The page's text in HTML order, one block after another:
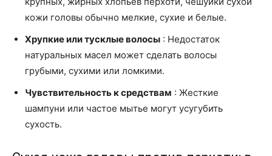
кожи головы обычно мелкие, сухие и белые.
Хрупкие или тусклые волосы : Недостаток
натуральных масел может сделать волосы
грубыми, сухими или ломкими.
Чувствительность к средствам : Жесткие
шампуни или частое мытье могут усугубить
сухость.